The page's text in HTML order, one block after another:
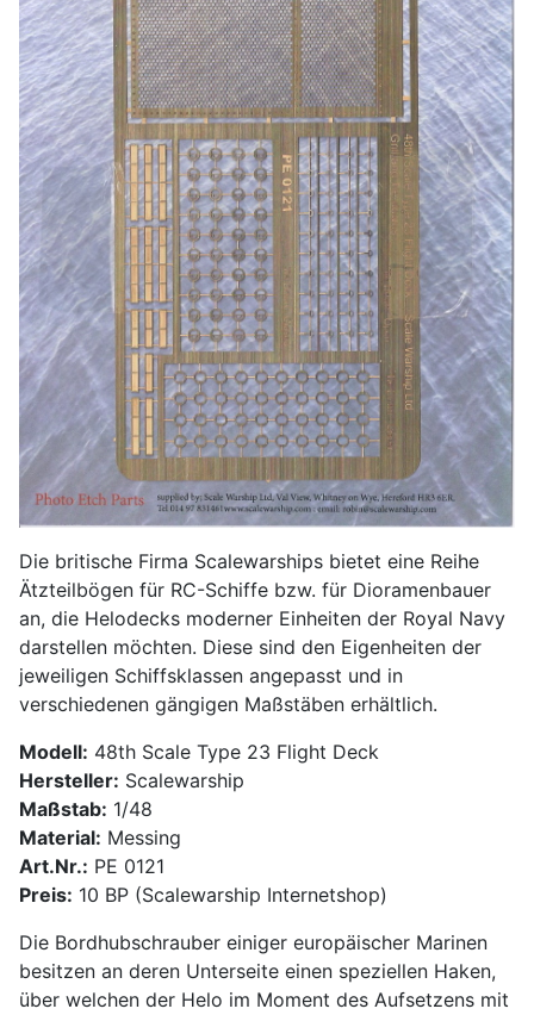
Die britische Firma Scalewarships bietet eine Reihe
Ätzteilbögen für RC-Schiffe bzw. für Dioramenbauer
an, die Helodecks moderner Einheiten der Royal Navy
darstellen möchten. Diese sind den Eigenheiten der
jeweiligen Schiffsklassen angepasst und in
verschiedenen gängigen Maßstäben erhältlich.
Modell: 48th Scale Type 23 Flight Deck
Hersteller: Scalewarship
Maßstab: 1/48
Material: Messing
Art.Nr.: PE 0121
Preis: 10 BP (Scalewarship Internetshop)
Die Bordhubschrauber einiger europäischer Marinen
besitzen an deren Unterseite einen speziellen Haken,
über welchen der Helo im Moment des Aufsetzens mit